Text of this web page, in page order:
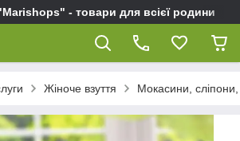
- товари для всієї родини
Жіноче взуття Мокасини, сліпони,